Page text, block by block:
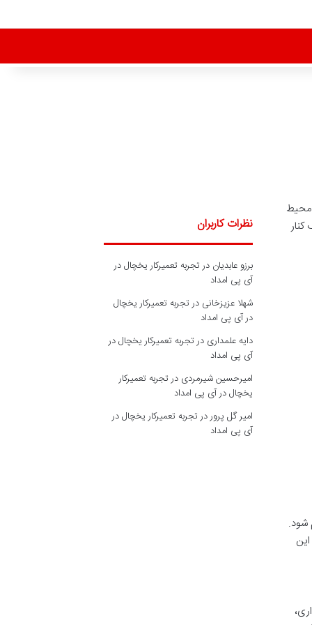
محیط
شود.
نظرات کاربران
برزو عابدیان درتجربه تعمیرکار یخچال در
آی پی امداد
شهلا عزیزخانی درتجربه تعمیرکار یخچال
در آی پی امداد
دایه علمداری درتجربه تعمیرکار یخچال در
آی پی امداد
امیرحسین شیرمردی درتجربه تعمیرکار
یخچال در آی پی امداد
امیر گل پروردرتجربه تعمیرکار یخچال در
آی پی امداد